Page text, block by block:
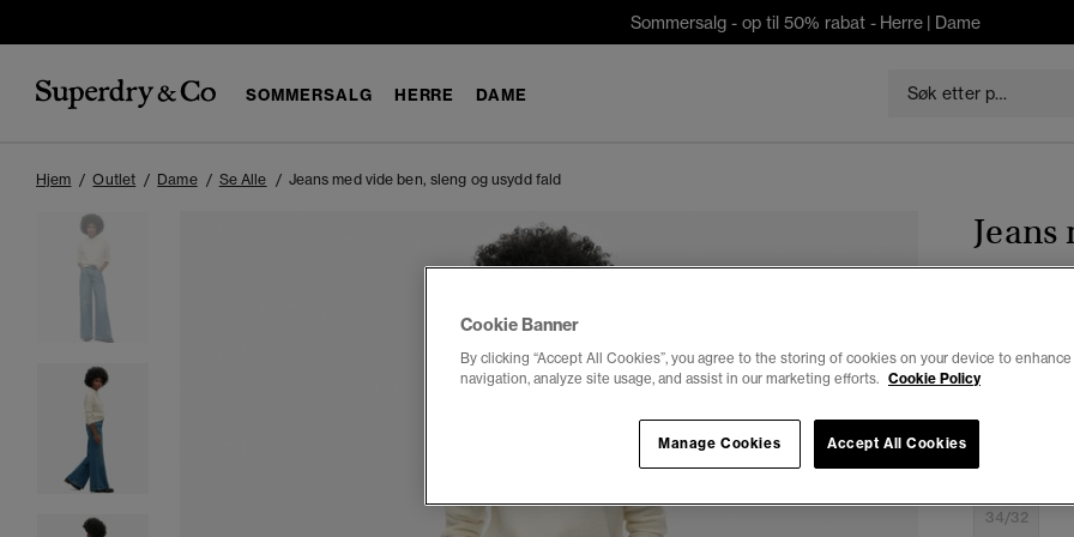
Sommersalg - op til 50% rabat - Herre | Dame
SOMMERSALG HERRE DAME
Hjem Outlet Dame Se Alle Jeans med vide ben, sleng og usydd fald
Velg
34/32
Cookie Banner
By clicking “Accept All Cookies”, you agree to the storing of cookies on your device to
navigation, analyze site usage, and assist in our marketing efforts. Cookie Policy
Accept All Cookies
Manage Cookies